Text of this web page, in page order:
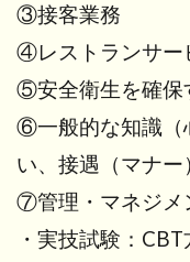
③接客業務
④レストランサー
⑤安全衛生を確保
⑥一般的な知識（
い、接遇（マナー
⑦管理・マネジメ
・実技試験：